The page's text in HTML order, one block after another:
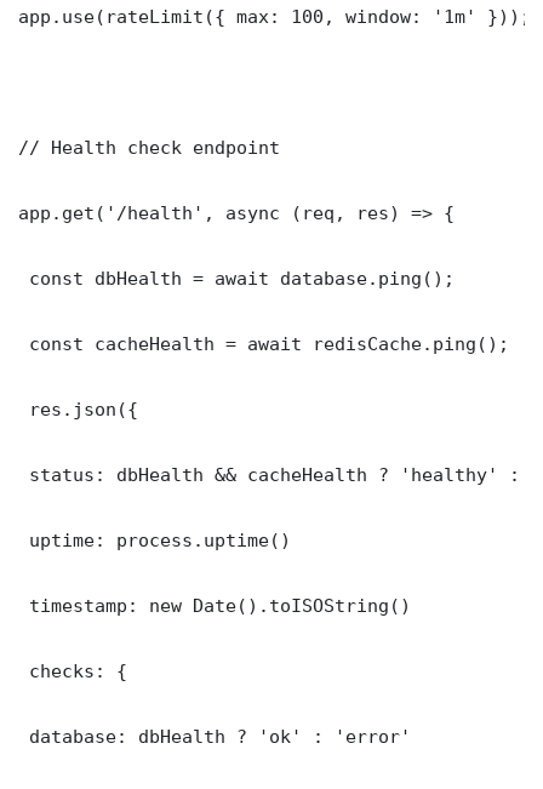
app.use(rateLimit({ max: 100, window: '1m' }));
// Health check endpoint
app.get('/health', async (req, res) => {
const dbHealth = await database.ping();
const cacheHealth = await redisCache.ping();
res.json({
status: dbHealth && cacheHealth ? 'healthy' :
uptime: process.uptime()
timestamp: new Date().toISOString()
checks: {
database: dbHealth ? 'ok' : 'error'